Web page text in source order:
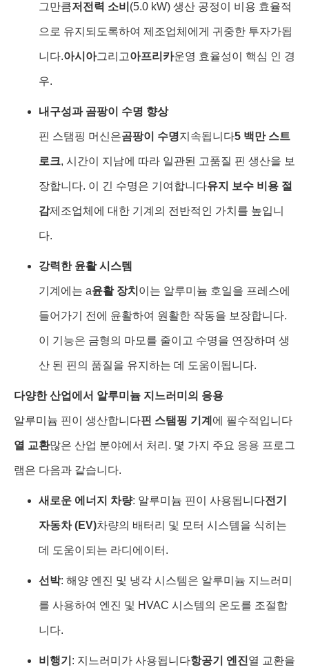
그만큼저전력 소비 (5.0 kW) 생산 공정이 비용 효율적
으로 유지되도록하여 제조업체에게 귀중한 투자가됩
니다.아시아그리고아프리카운영 효율성이 핵심 인 경
우.
내구성과 곰팡이 수명 향상
핀 스탬핑 머신은곰팡이 수명지속됩니다5 백만 스트
로크, 시간이 지남에 따라 일관된 고품질 핀 생산을 보
장합니다. 이 긴 수명은 기여합니다유지 보수 비용 절
감제조업체에 대한 기계의 전반적인 가치를 높입니
다.
강력한 윤활 시스템
기계에는 a윤활 장치 이는 알루미늄 호일을 프레스에
들어가기 전에 윤활하여 원활한 작동을 보장합니다.
이 기능은 금형의 마모를 줄이고 수명을 연장하며 생
산 된 핀의 품질을 유지하는 데 도움이됩니다.
다양한 산업에서 알루미늄 지느러미의 응용
알루미늄 핀이 생산합니다핀 스탬핑 기계 에 필수적입니다
열 교환많은 산업 분야에서 처리. 몇 가지 주요 응용 프로그
램은 다음과 같습니다.
새로운 에너지 차량: 알루미늄 핀이 사용됩니다전기
자동차 (EV)차량의 배터리 및 모터 시스템을 식히는
데 도움이되는 라디에이터.
선박: 해양 엔진 및 냉각 시스템은 알루미늄 지느러미
를 사용하여 엔진 및 HVAC 시스템의 온도를 조절합
니다.
비행기 : 지느러미가 사용됩니다항공기 엔진열 교환을